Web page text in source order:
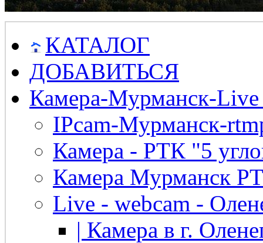
КАТАЛОГ
ДОБАВИТЬСЯ
Камера-Мурманск-
IPcam-Мурманск-
Камера - РТК "5
Камера Мурманск
Live - webcam -
| Камера в г.